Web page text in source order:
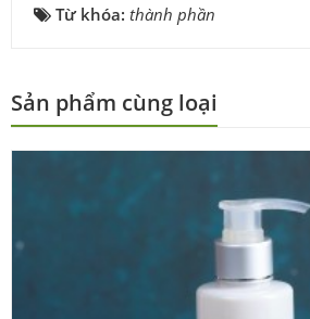
Từ khóa: thành phần
Sản phẩm cùng loại